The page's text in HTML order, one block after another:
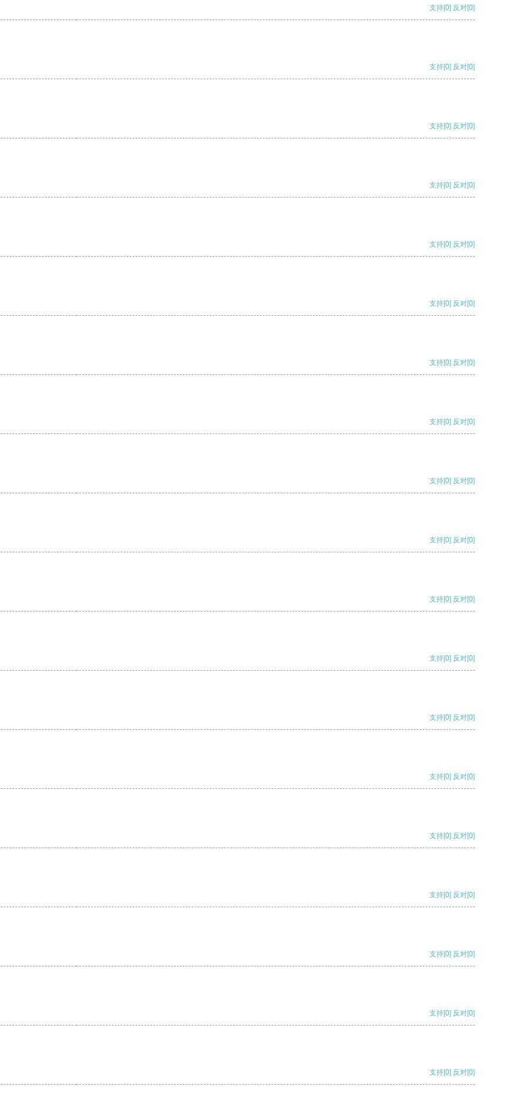
支持[0] 反对[0]
支持[0] 反对[0]
支持[0] 反对[0]
支持[0] 反对[0]
支持[0] 反对[0]
支持[0] 反对[0]
支持[0] 反对[0]
支持[0] 反对[0]
支持[0] 反对[0]
支持[0] 反对[0]
支持[0] 反对[0]
支持[0] 反对[0]
支持[0] 反对[0]
支持[0] 反对[0]
支持[0] 反对[0]
支持[0] 反对[0]
支持[0] 反对[0]
支持[0] 反对[0]
支持[0] 反对[0]